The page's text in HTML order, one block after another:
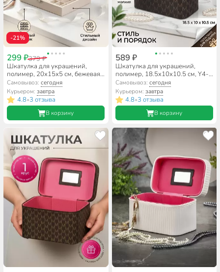
-21%
299 ₽379 ₽
Шкатулка для украшений,
полимер, 20х15х5 см, бежевая,
A320027
Самовывоз:сегодня
Курьером:завтра
4.8•3 отзыва
В корзину
589 ₽
Шкатулка для украшений,
полимер, 18.5х10х10.5 см, Y4-
8838
Самовывоз: сегодня
Курьером: завтра
4.8•3 отзыва
В корзину